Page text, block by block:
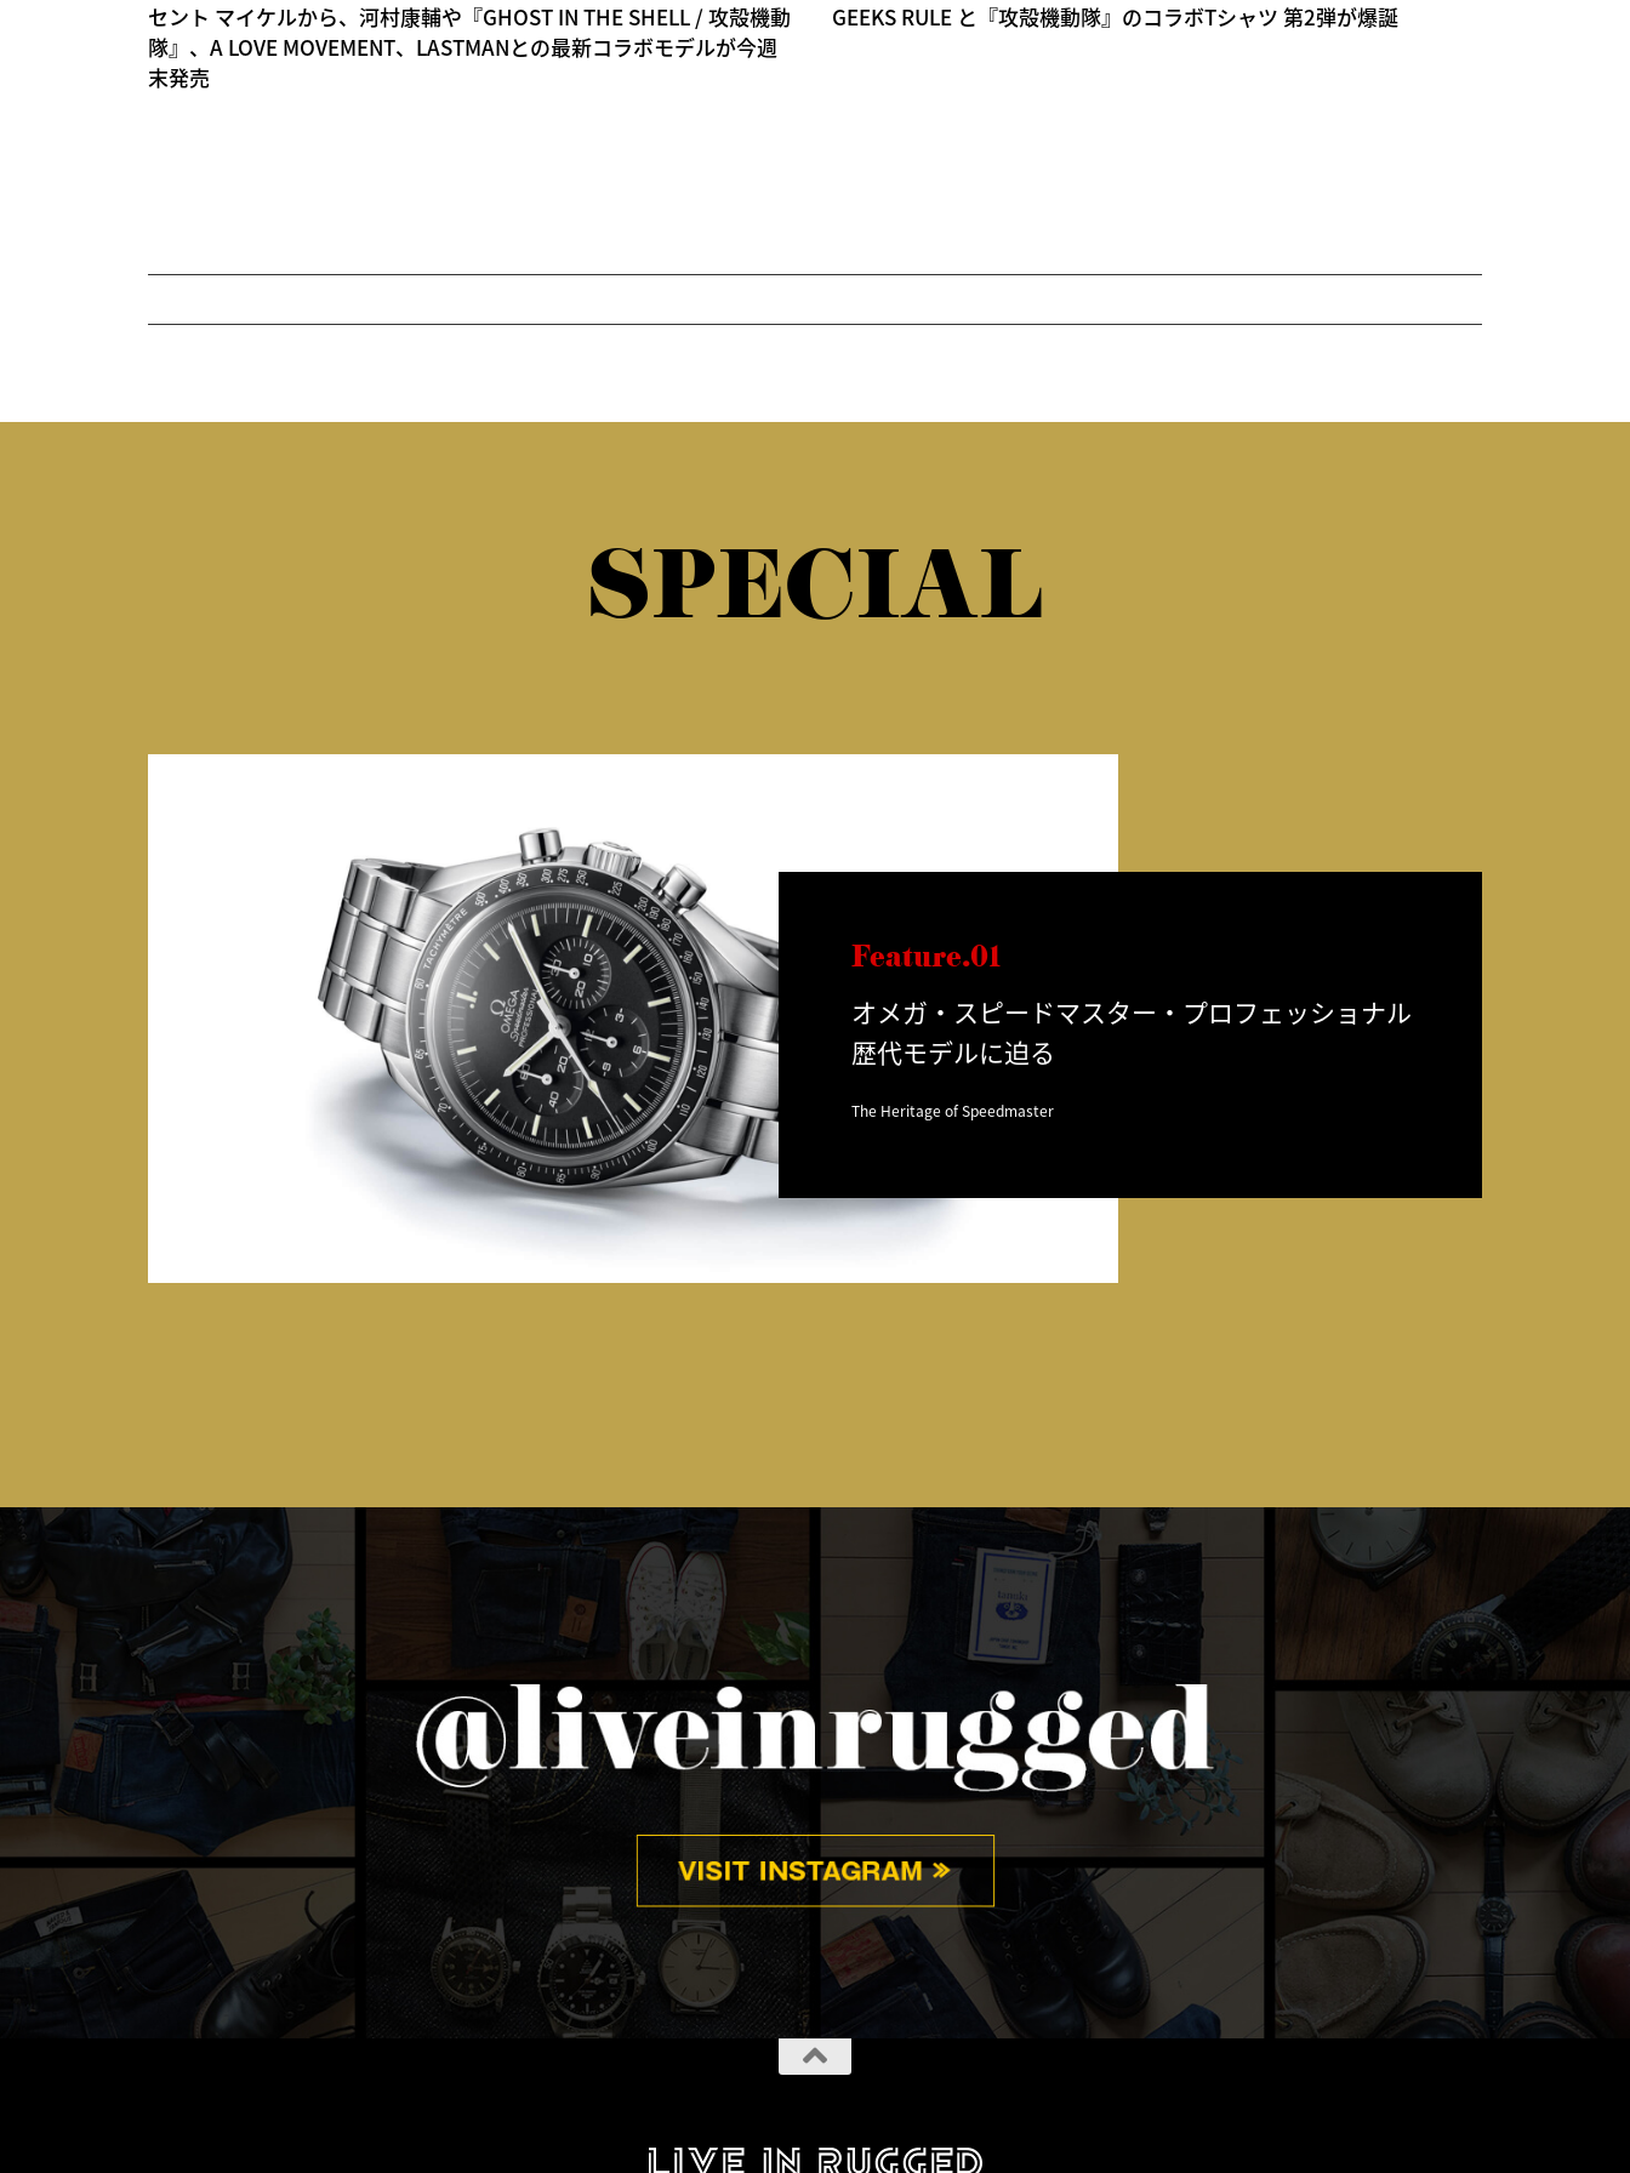
セント マイケルから、河村康輔や『GHOST IN THE SHELL / 攻殻機動
隊』、A LOVE MOVEMENT、LASTMANとの最新コラボモデルが今週
末発売
GEEKS RULE と『攻殻機動隊』のコラボTシャツ 第2弾が爆誕
SPECIAL
Feature.01
オメガ・スピードマスター・プロフェッショナル
歴代モデルに迫る
The Heritage of Speedmaster